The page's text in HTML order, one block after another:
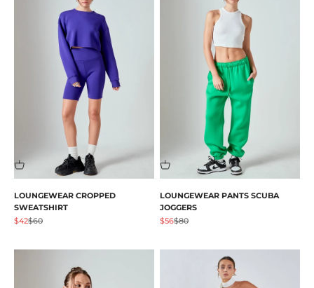
LOUNGEWEAR CROPPED
SWEATSHIRT
Angebot
$42Regulärer Preis
$60
LOUNGEWEAR PANTS SCUBA
JOGGERS
Angebot
$56Regulärer Preis
$80